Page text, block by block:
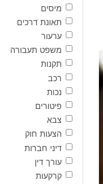
מיסים
תאונת דרכים
ערעור
משפט תעבורה
תקנות
רכב
נכות
פיטורים
צבא
הצעות חוק
דיני חברות
עורך דין
קרקעות